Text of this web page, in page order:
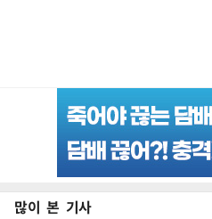
많이 본 기사